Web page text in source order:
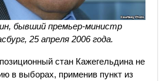
бывший премьер-министр
25 апреля 2006 года.
стан Кажегельдина не
в выборах, применив пункт из